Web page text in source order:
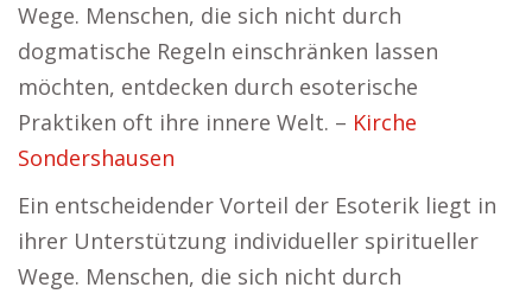
Wege. Menschen, die sich nicht durch
dogmatische Regeln einschränken lassen
möchten, entdecken durch esoterische
Praktiken oft ihre innere Welt. – Kirche
Sondershausen
Ein entscheidender Vorteil der Esoterik liegt in
ihrer Unterstützung individueller spiritueller
Wege. Menschen, die sich nicht durch